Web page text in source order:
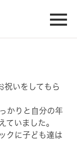
祝いをしてもら
かりと自分の年
ていました。
クに子ども達は